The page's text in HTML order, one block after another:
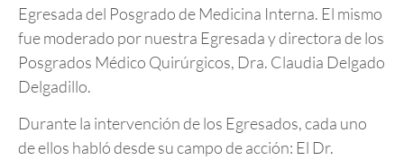
Egresada del Posgrado de Medicina Interna. El mismo
fue moderado por nuestra Egresada y directora de los
Posgrados Médico Quirúrgicos, Dra. Claudia Delgado
Delgadillo.
Durante la intervención de los Egresados, cada uno
de ellos habló desde su campo de acción: El Dr.